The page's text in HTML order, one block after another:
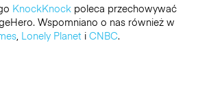
KnockKnockpoleca przechowywać
Wspomniano o nas również w
, Lonely Planeti CNBC.